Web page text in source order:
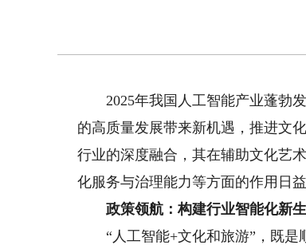
2025年我国人工智能产业蓬勃发
的高质量发展带来新机遇，推进文
行业的深度融合，其在辅助文化艺
化服务与治理能力等方面的作用日益
政策领航：构建行业智能化新
“人工智能+文化和旅游”，既是